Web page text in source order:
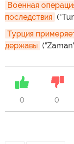
Военная
последствия
Турция
державы
0 0